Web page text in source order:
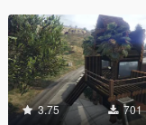
3.75 701